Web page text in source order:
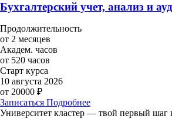
Бухгалтерский учет, анализ и
Продолжительность
от 2 месяцев
Академ. часов
от 520 часов
Старт курса
10 августа 2026
от 20000 ₽
Записаться Подробнее
Университет кластер — твой первый шаг